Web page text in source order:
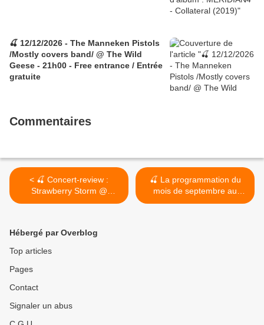
🍒 12/12/2026 - The Manneken Pistols
/Mostly covers band/ @ The Wild
Geese - 21h00 - Free entrance / Entrée
gratuite
Commentaires
< 🍒 Concert-review :
Strawberry Storm @
Brasserie de la Senne / Le
🍒 La programmation du
mois de septembre au
Zennebar >
Hébergé par Overblog
Top articles
Pages
Contact
Signaler un abus